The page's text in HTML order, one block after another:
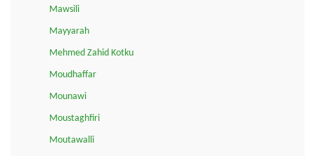
Mawsili
Mayyarah
Mehmed Zahid Kotku
Moudhaffar
Mounawi
Moustaghfiri
Moutawalli